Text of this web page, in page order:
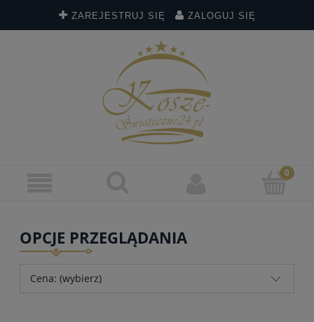
ZAREJESTRUJ SIĘ ZALOGUJ SIĘ
OPCJE PRZEGLĄDANIA
Cena: (wybierz)